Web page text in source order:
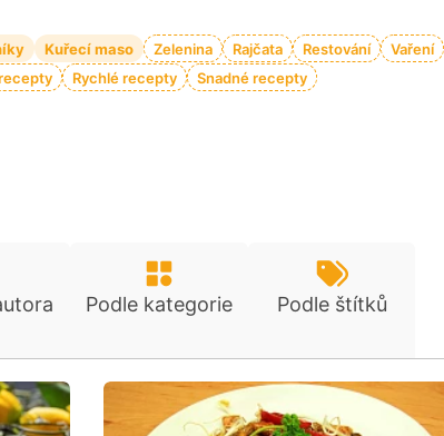
Kuřecí maso Zelenina Rajčata Restování
Vaření
Rychlé recepty
Snadné recepty
Podle kategorie Podle štítků